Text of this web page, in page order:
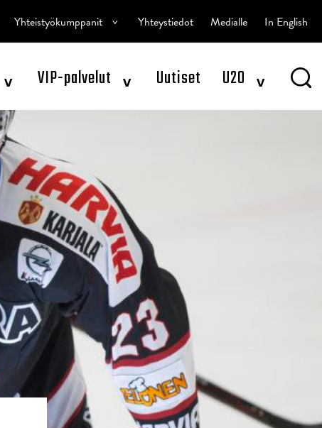
^ VIP-palvelut ^ Uutiset U20 ^
Yhteistyökumppanit ^ Yhteystiedot Medialle In English